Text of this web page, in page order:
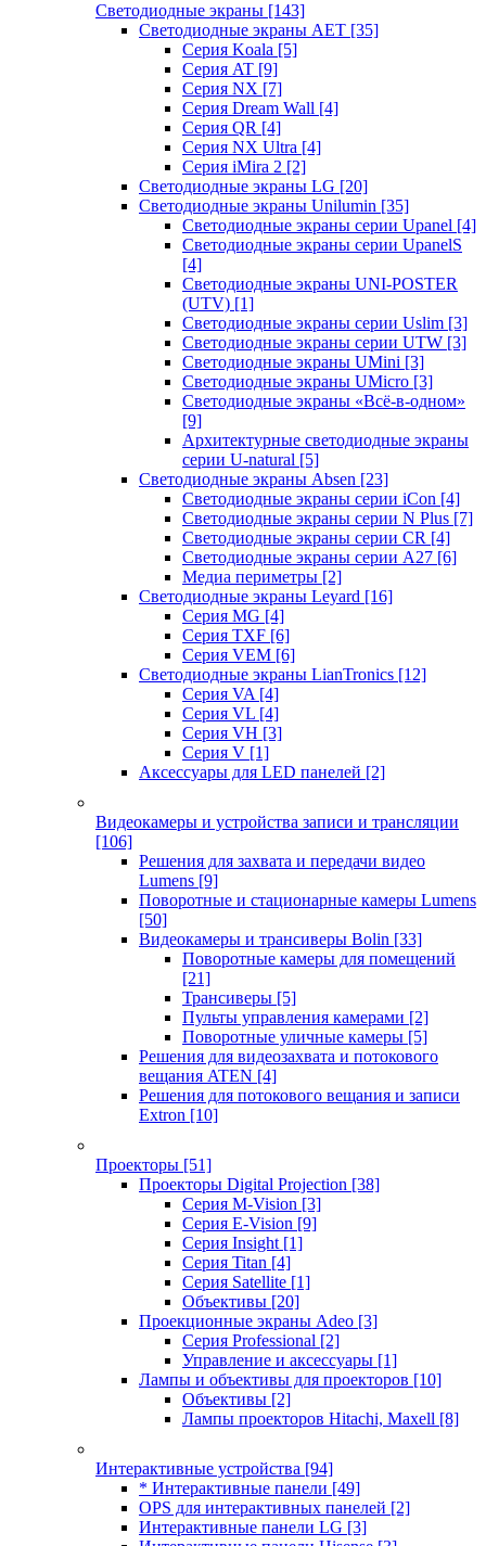
Светодиодные экраны [143]
Светодиодные экраны AET [35]
Cерия Koala [5]
Серия AT [9]
Серия NX [7]
Серия Dream Wall [4]
Серия QR [4]
Серия NX Ultra [4]
Серия iMira 2 [2]
Светодиодные экраны LG [20]
Светодиодные экраны Unilumin [35]
Светодиодные экраны серии Upanel [4]
Светодиодные экраны серии UpanelS
[4]
Светодиодные экраны UNI-POSTER
(UTV) [1]
Светодиодные экраны серии Uslim [3]
Светодиодные экраны серии UTW [3]
Светодиодные экраны UMini [3]
Светодиодные экраны UMicro [3]
Светодиодные экраны «Всё-в-одном»
[9]
Архитектурные светодиодные экраны
серии U-natural [5]
Светодиодные экраны Absen [23]
Светодиодные экраны серии iCon [4]
Светодиодные экраны серии N Plus [7]
Светодиодные экраны серии CR [4]
Светодиодные экраны серии А27 [6]
Медиа периметры [2]
Светодиодные экраны Leyard [16]
Серия MG [4]
Серия TXF [6]
Серия VEM [6]
Светодиодные экраны LianTronics [12]
Серия VA [4]
Серия VL [4]
Серия VH [3]
Серия V [1]
Аксессуары для LED панелей [2]
Видеокамеры и устройства записи и трансляции
[106]
Решения для захвата и передачи видео
Lumens [9]
Поворотные и стационарные камеры Lumens
[50]
Видеокамеры и трансиверы Bolin [33]
Поворотные камеры для помещений
[21]
Трансиверы [5]
Пульты управления камерами [2]
Поворотные уличные камеры [5]
Решения для видеозахвата и потокового
вещания ATEN [4]
Решения для потокового вещания и записи
Extron [10]
Проекторы [51]
Проекторы Digital Projection [38]
Серия M-Vision [3]
Серия E-Vision [9]
Серия Insight [1]
Серия Titan [4]
Серия Satellite [1]
Объективы [20]
Проекционные экраны Adeo [3]
Серия Professional [2]
Управление и аксессуары [1]
Лампы и объективы для проекторов [10]
Объективы [2]
Лампы проекторов Hitachi, Maxell [8]
Интерактивные устройства [94]
* Интерактивные панели [49]
OPS для интерактивных панелей [2]
Интерактивные панели LG [3]